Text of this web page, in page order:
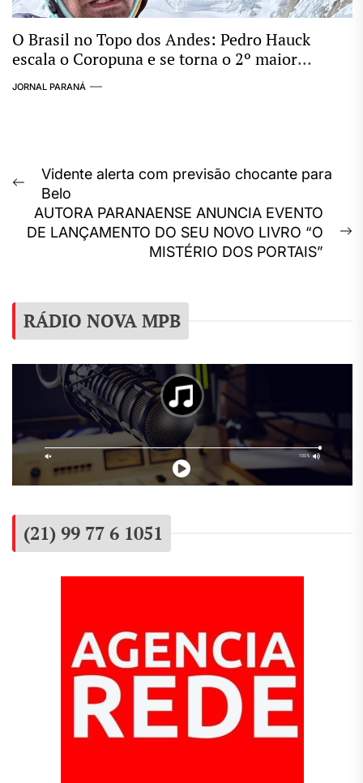
O Brasil no Topo dos Andes: Pedro Hauck
escala o Coropuna e se torna o 2º maior
conquistador de “Seismiles” do mundo
JORNAL PARANÁ
Navegação
Post
Previous
post:
Vidente alerta com previsão chocante para
Belo
AUTORA PARANAENSE ANUNCIA EVENTO
DE LANÇAMENTO DO SEU NOVO LIVRO “O
MISTÉRIO DOS PORTAIS”
RÁDIO NOVA MPB
(21) 99 77 6 1051